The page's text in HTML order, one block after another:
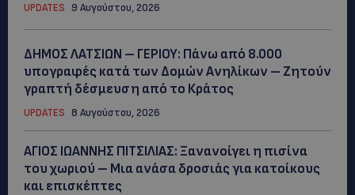
UPDATES 9 Αυγούστου, 2026
ΔΗΜΟΣ ΛΑΤΣΙΩΝ – ΓΕΡΙΟΥ: Πάνω από 8.000
υπογραφές κατά των Δομών Ανηλίκων – Ζητούν
γραπτή δέσμευση από το Κράτος
UPDATES 8 Αυγούστου, 2026
ΑΓΙΟΣ ΙΩΑΝΝΗΣ ΠΙΤΣΙΛΙΑΣ: Ξανανοίγει η πισίνα
του χωριού – Μια ανάσα δροσιάς για κατοίκους
και επισκέπτες